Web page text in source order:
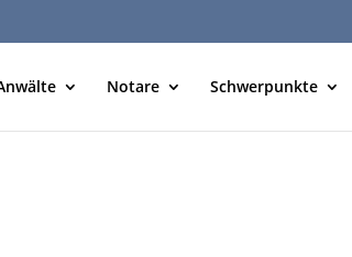
Notare Schwerpunkte